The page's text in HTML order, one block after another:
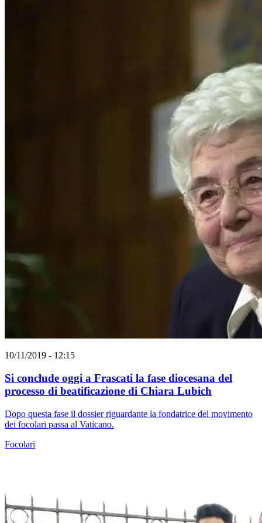
10/11/2019 - 12:15
Si conclude oggi a Frascati la fase diocesana del
processo di beatificazione di Chiara Lubich
Dopo questa fase il dossier riguardante la fondatrice del movimento
dei focolari passa al Vaticano.
Focolari